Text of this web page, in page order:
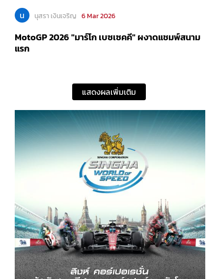
น นุสรา เงินเจริญ 6 Mar 2026
MotoGP 2026 "มาร์โก เบซเซคคี" ผงาดแชมพ์สนาม
แรก
แสดงผลเพิ่มเติม